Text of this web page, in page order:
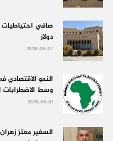
دولار
2026-06-07
النمو
وسط الاضطرابات
2026-06-01
السفير معتز